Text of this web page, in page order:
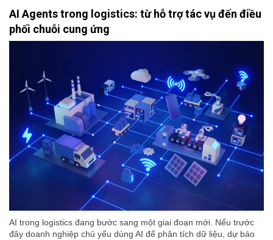
AI Agents trong logistics: từ hỗ trợ tác vụ đến điều
phối chuỗi cung ứng
AI trong logistics đang bước sang một giai đoạn mới. Nếu trước
đây doanh nghiệp chủ yếu dùng AI để phân tích dữ liệu, dự báo